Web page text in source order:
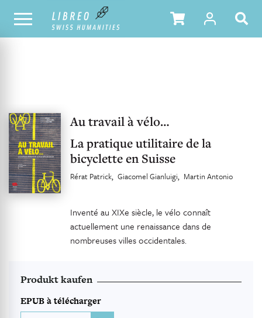
UNSER KATALOG INHALTSVERZEICHNIS
Au travail à vélo…
La pratique utilitaire de la
bicyclette en Suisse
Rérat Patrick Giacomel Gianluigi Martin Antonio
Inventé au XIXe siècle, le vélo connaît
actuellement une renaissance dans de
nombreuses villes occidentales.
Produkt kaufen
EPUB à télécharger